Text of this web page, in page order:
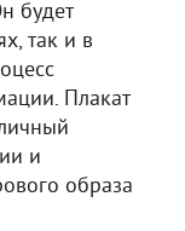
будет
так и в
Плакат
и
образа